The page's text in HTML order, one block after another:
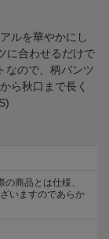
ルを華やかにし
に合わせるだけで
なので、柄パンツ
ら秋口まで長く
商品とは仕様、
いますのであらか